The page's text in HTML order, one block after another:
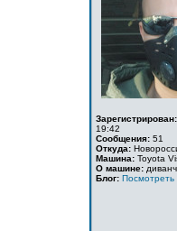
Зарегистрирован:
19:42
Сообщения: 51
Откуда:
Машина: Toyota
О машине:
Блог: Посмотреть